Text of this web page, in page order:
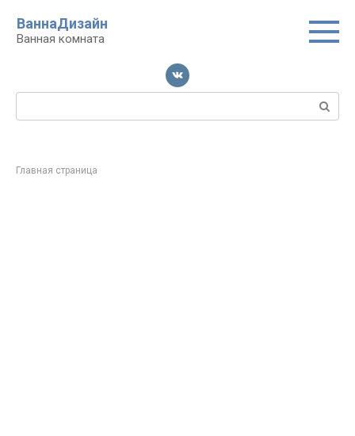
контенту
ВаннаДизайн
Ванная комната
Поиск:
Главная страница